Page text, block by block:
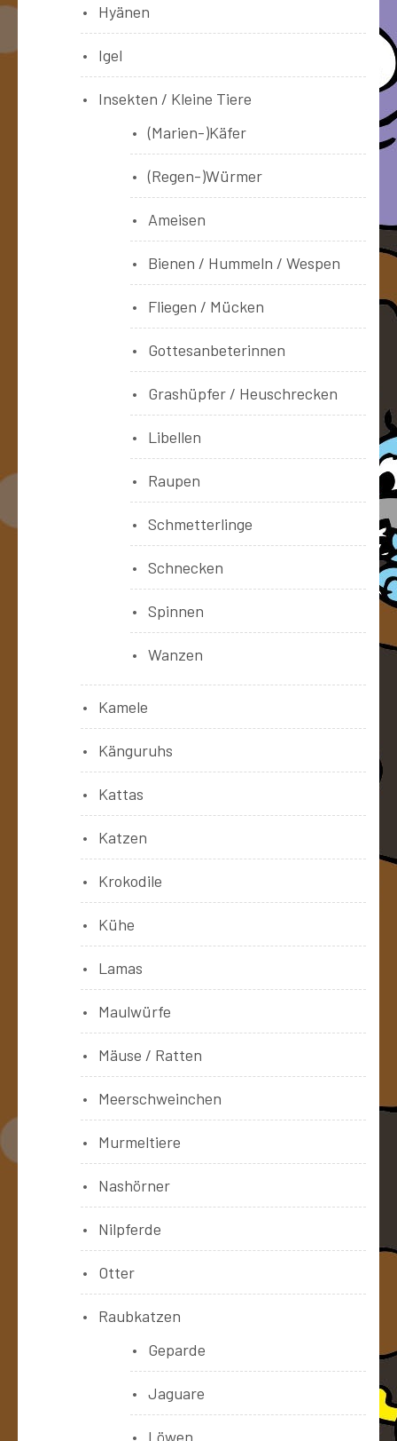
Hyänen
Igel
Insekten / Kleine Tiere
(Marien-)Käfer
(Regen-)Würmer
Ameisen
Bienen / Hummeln / Wespen
Fliegen / Mücken
Gottesanbeterinnen
Grashüpfer / Heuschrecken
Libellen
Raupen
Schmetterlinge
Schnecken
Spinnen
Wanzen
Kamele
Känguruhs
Kattas
Katzen
Krokodile
Kühe
Lamas
Maulwürfe
Mäuse / Ratten
Meerschweinchen
Murmeltiere
Nashörner
Nilpferde
Otter
Raubkatzen
Geparde
Jaguare
Löwen